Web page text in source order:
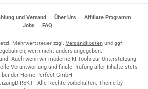
und Versand Über Uns
Affiliate Programm
Jobs
FAQ
Mehrwertsteuer zzgl. Versandkostenund ggf.
wenn nicht anders angegeben.
Auch wenn wir moderne KI-Tools zur Unterstützung
Verantwortung und finale Prüfung aller Inhalte stets
bei der Home Perfect GmbH.
- Alle Rechte vorbehalten. Theme by